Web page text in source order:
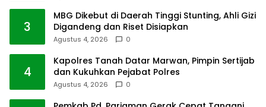
3
MBG Dikebut di Daerah Tinggi Stunting, Ahli Gizi
Digandeng dan Riset Disiapkan
Agustus 4, 2026 0
4
Kapolres Tanah Datar Marwan, Pimpin Sertijab
dan Kukuhkan Pejabat Polres
Agustus 4, 2026 0